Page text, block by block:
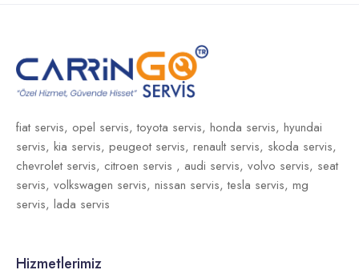
fiat servis, opel servis,toyota servis, honda servis, hyundai
servis, kia servis, peugeot servis, renault servis, skoda servis,
chevrolet servis, citroen servis , audi servis, volvo servis, seat
servis, volkswagen servis, nissan servis,tesla servis, mg
servis, lada servis
Hizmetlerimiz